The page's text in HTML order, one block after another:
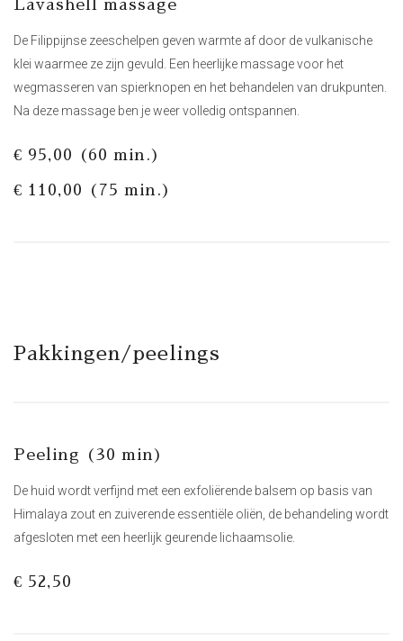
Lavashell massage
De Filippijnse zeeschelpen geven warmte af door de vulkanische
klei waarmee ze zijn gevuld. Een heerlijke massage voor het
wegmasseren van spierknopen en het behandelen van drukpunten.
Na deze massage ben je weer volledig ontspannen.
€ 95,00 (60 min.)
€ 110,00 (75 min.)
Pakkingen/peelings
Peeling (30 min)
De huid wordt verfijnd met een exfoliërende balsem op basis van
Himalaya zout en zuiverende essentiële oliën, de behandeling wordt
afgesloten met een heerlijk geurende lichaamsolie.
€ 52,50